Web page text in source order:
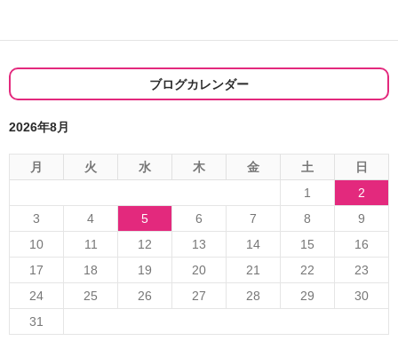
ー
シ
ョ
ン
ブログカレンダー
2026年8月
月 火 水 木 金 土
日
1
2
3
4 5 6 7 8
9
10
11 12 13 14 15
16
17
18 19 20 21 22
23
24
25 26 27 28 29
30
31